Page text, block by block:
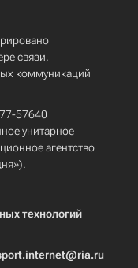
связи,
коммуникаций
57640
унитарное
агентство
технологий